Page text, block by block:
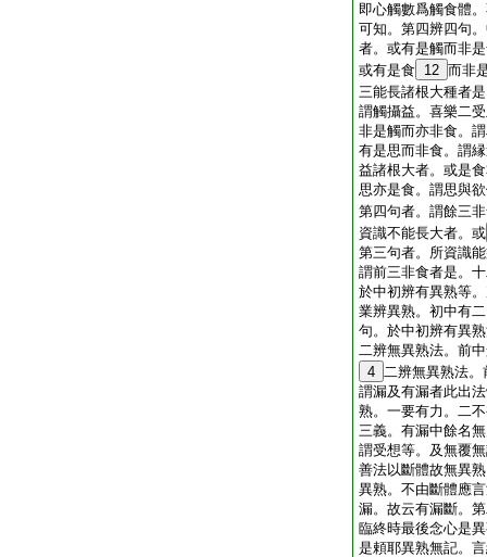
即心觸數爲觸食體
可知。第四辨四句
者。或有是觸而非
或有是食 12 而非
三能長諸根大種者
謂觸攝益。喜樂二
非是觸而亦非食。
有是思而非食。謂
益諸根大者。或是
思亦是食。謂思與
第四句者。謂餘三
資識不能長大者。或
第三句者。所資識
謂前三非食者是。
於中初辨有異熟等
業辨異熟。初中有
句。於中初辨有異
二辨無異熟法。前
4 二辨無異熟法
謂漏及有漏者此出
熟。一要有力。二
三義。有漏中餘名
謂受想等。及無覆
善法以斷體故無異
異熟。不由斷體應
漏。故云有漏斷。
臨終時最後念心是
是頼耶異熟無記。